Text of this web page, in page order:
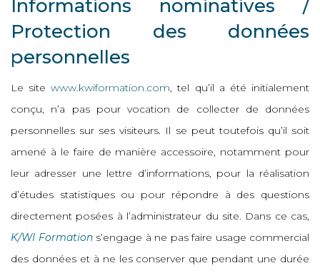
Informations nominatives /
Protection des données
personnelles
Le sitewww.kwiformation.com, tel qu’il a été initialement
conçu, n’a pas pour vocation de collecter de données
personnelles sur ses visiteurs. Il se peut toutefois qu’il soit
amené à le faire de manière accessoire, notamment pour
leur adresser une lettre d’informations, pour la réalisation
d’études statistiques ou pour répondre à des questions
directement posées à l’administrateur du site. Dans ce cas,
K/WI Formations’engage à ne pas faire usage commercial
des données et à ne les conserver que pendant une durée